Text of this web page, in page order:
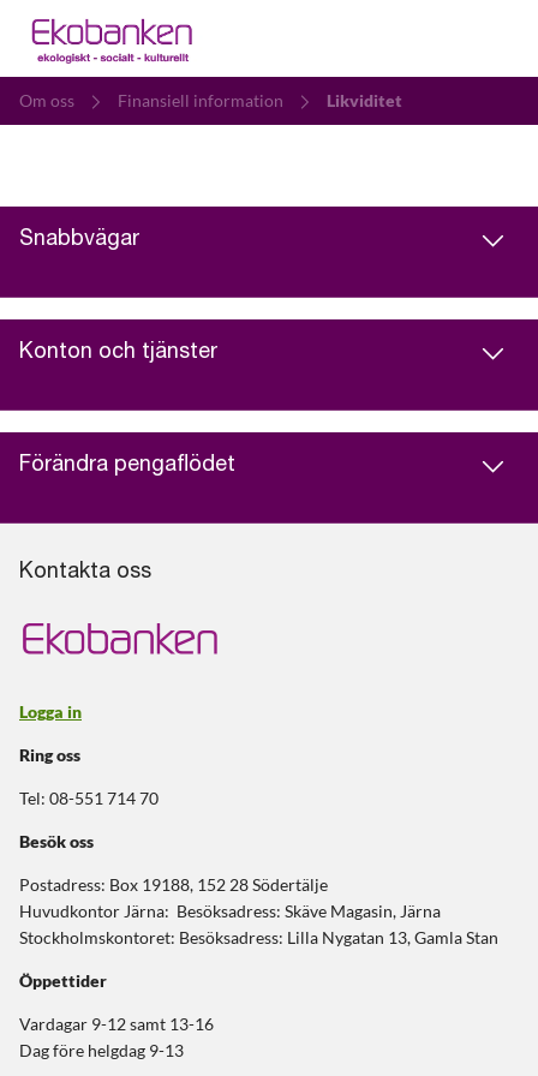
Om oss Finansiell information Likviditet
Snabbvägar
Konton och tjänster
Förändra pengaflödet
Kontakta oss
Logga in
Ring oss
Tel: 08-551 714 70
Besök oss
Postadress: Box 19188, 152 28 Södertälje
Huvudkontor Järna: Besöksadress: Skäve Magasin, Järna
Stockholmskontoret: Besöksadress: Lilla Nygatan 13, Gamla Stan
Öppettider
Vardagar 9-12 samt 13-16
Dag före helgdag 9-13